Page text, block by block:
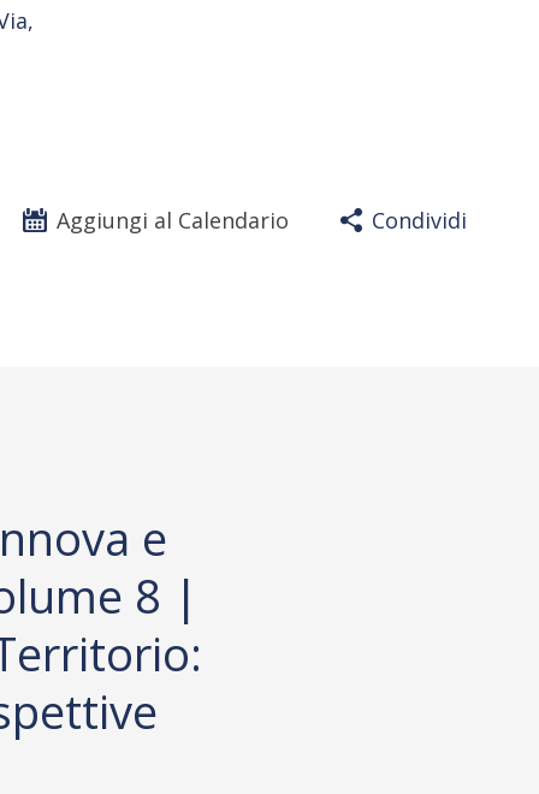
Aggiungi al Calendario Condividi
e
8 |